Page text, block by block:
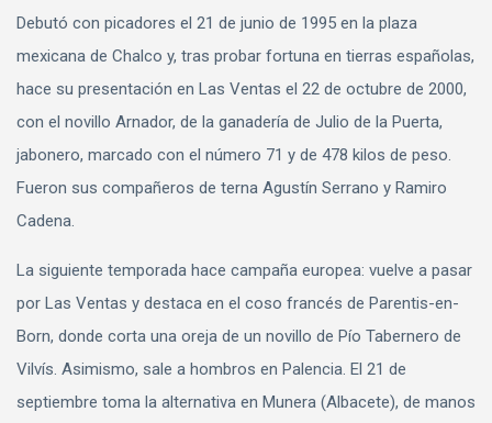
Debutó con picadores el 21 de junio de 1995 en la plaza
mexicana de Chalco y, tras probar fortuna en tierras españolas,
hace su presentación en Las Ventas el 22 de octubre de 2000,
con el novillo Arnador, de la ganadería de Julio de la Puerta,
jabonero, marcado con el número 71 y de 478 kilos de peso.
Fueron sus compañeros de terna Agustín Serrano y Ramiro
Cadena.
La siguiente temporada hace campaña europea: vuelve a pasar
por Las Ventas y destaca en el coso francés de Parentis-en-
Born, donde corta una oreja de un novillo de Pío Tabernero de
Vilvís. Asimismo, sale a hombros en Palencia. El 21 de
septiembre toma la alternativa en Munera (Albacete), de manos